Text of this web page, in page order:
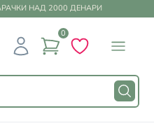
НАД 2000 ДЕНАРИ
0